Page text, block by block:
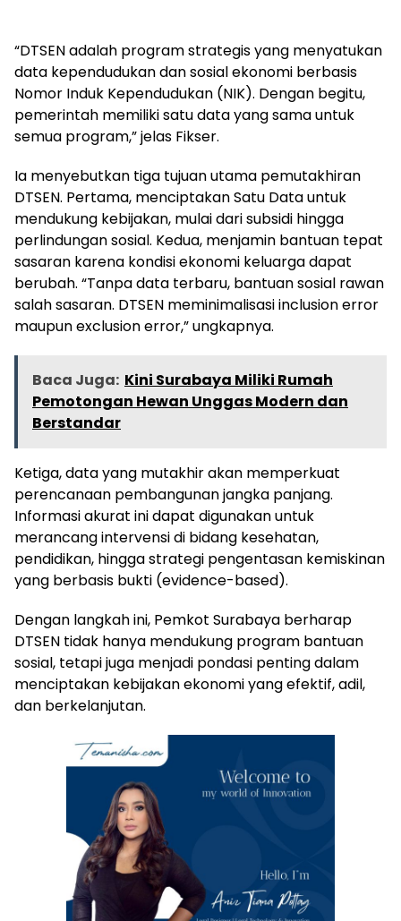
“DTSEN adalah program strategis yang menyatukan
data kependudukan dan sosial ekonomi berbasis
Nomor Induk Kependudukan (NIK). Dengan begitu,
pemerintah memiliki satu data yang sama untuk
semua program,” jelas Fikser.
Ia menyebutkan tiga tujuan utama pemutakhiran
DTSEN. Pertama, menciptakan Satu Data untuk
mendukung kebijakan, mulai dari subsidi hingga
perlindungan sosial. Kedua, menjamin bantuan tepat
sasaran karena kondisi ekonomi keluarga dapat
berubah. “Tanpa data terbaru, bantuan sosial rawan
salah sasaran. DTSEN meminimalisasi inclusion error
maupun exclusion error,” ungkapnya.
Baca Juga: Kini Surabaya Miliki Rumah
Pemotongan Hewan Unggas Modern dan
Berstandar
Ketiga, data yang mutakhir akan memperkuat
perencanaan pembangunan jangka panjang.
Informasi akurat ini dapat digunakan untuk
merancang intervensi di bidang kesehatan,
pendidikan, hingga strategi pengentasan kemiskinan
yang berbasis bukti (evidence-based).
Dengan langkah ini, Pemkot Surabaya berharap
DTSEN tidak hanya mendukung program bantuan
sosial, tetapi juga menjadi pondasi penting dalam
menciptakan kebijakan ekonomi yang efektif, adil,
dan berkelanjutan.